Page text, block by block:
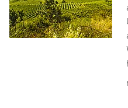
& Identity
Equality, Youth and
Climate Change, Public